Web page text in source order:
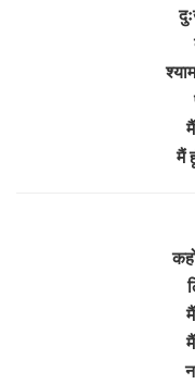
मैं